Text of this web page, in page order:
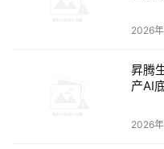
究院院长代军和计世新
2026
昇腾
产AI
2026